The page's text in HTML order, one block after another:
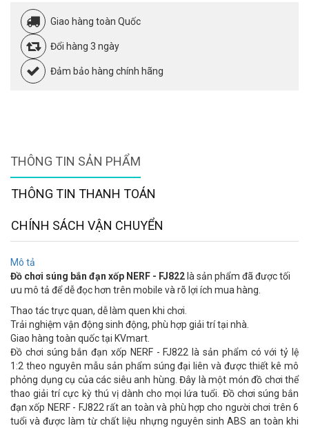
Giao hàng toàn Quốc
Đổi hàng 3 ngày
Đảm bảo hàng chính hãng
THÔNG TIN SẢN PHẨM
THÔNG TIN THANH TOÁN
CHÍNH SÁCH VẬN CHUYỂN
Mô tả
Đồ chơi súng bắn đạn xốp NERF - FJ822 là sản phẩm đã được tối
ưu mô tả để dễ đọc hơn trên mobile và rõ lợi ích mua hàng.
Thao tác trực quan, dễ làm quen khi chơi.
Trải nghiệm vận động sinh động, phù hợp giải trí tại nhà.
Giao hàng toàn quốc tại KVmart.
Đồ chơi súng bắn đạn xốp NERF - FJ822 là sản phẩm có với tỷ lệ
1:2 theo nguyên mẫu sản phẩm súng đại liên và được thiết kê mô
phỏng dụng cụ của các siêu anh hùng. Đây là một món đồ chơi thể
thao giải trí cực kỳ thú vị dành cho mọi lứa tuổi. Đồ chơi súng bắn
đạn xốp NERF - FJ822 rất an toàn và phù hợp cho người chơi trên 6
tuổi và được làm từ chất liệu nhựng nguyên sinh ABS an toàn khi